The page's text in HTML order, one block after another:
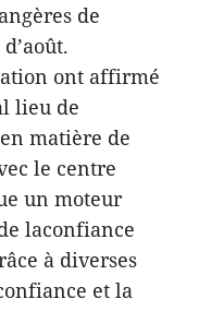
de
ont affirmé
lieu de
matière de
le centre
un moteur
laconfiance
à diverses
et la